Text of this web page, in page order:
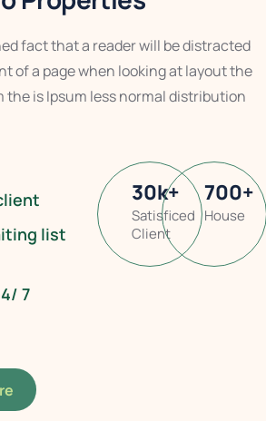
fact that a reader will be distracted
of a page when looking at layout the
the is Ipsum less normal distribution
list
7
30k+
Satisficed
Client
700+
House